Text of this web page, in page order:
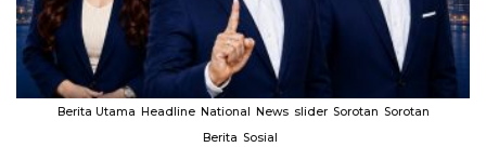
Berita Utama Headline National News slider Sorotan Sorotan
Berita Sosial